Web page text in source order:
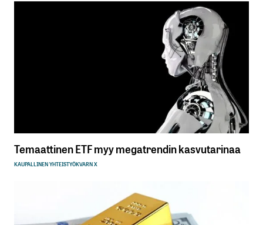
Temaattinen ETF myy megatrendin kasvutarinaa
KAUPALLINEN YHTEISTYÖKVARN X